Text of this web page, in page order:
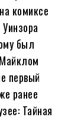
комиксе
был
первый
ранее
Тайная